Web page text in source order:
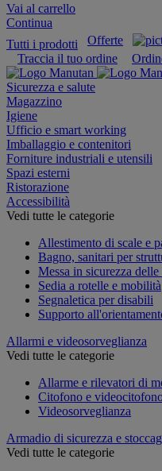
Vai al carrello
Continua
Tutti i prodotti
Offerte
Traccia il tuo ordine
Sicurezza e salute
Magazzino
Igiene
Ufficio e smart working
Imballaggio e contenitori
Forniture industriali e utensili
Spazi esterni
Ristorazione
Accessibilità
Vedi tutte le categorie
Allestimento di scale e
Bagno, sanitari per
Messa in sicurezza delle
Sedia a rotelle e mobilità
Segnaletica per disabili
Supporto
Allarmi e videosorveglianza
Vedi tutte le categorie
Allarme e rilevatori di
Citofono e
Videosorveglianza
Armadio di sicurezza e
Vedi tutte le categorie